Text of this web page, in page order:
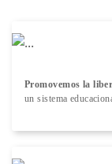
Promovemos la
un sistema